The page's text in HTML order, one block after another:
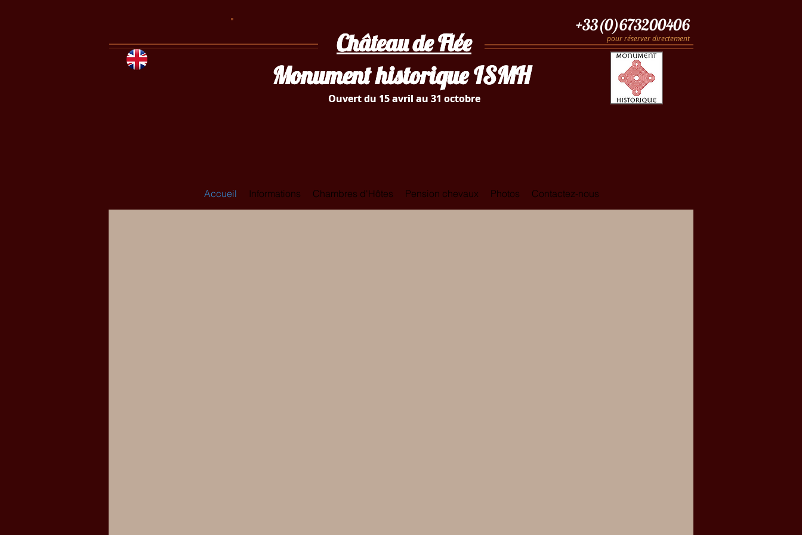
Château de Flée
Monument historique ISMH
Ouvert du 15 avril au 31 octobre
+33(0)673200406
pour réserver directement
Château de Flée
Monument historique ISMH
Ouvert du 15 avril au 31 octobre
Accueil Informations Chambres d'Hôtes Pension chevaux Photos Contactez-nous